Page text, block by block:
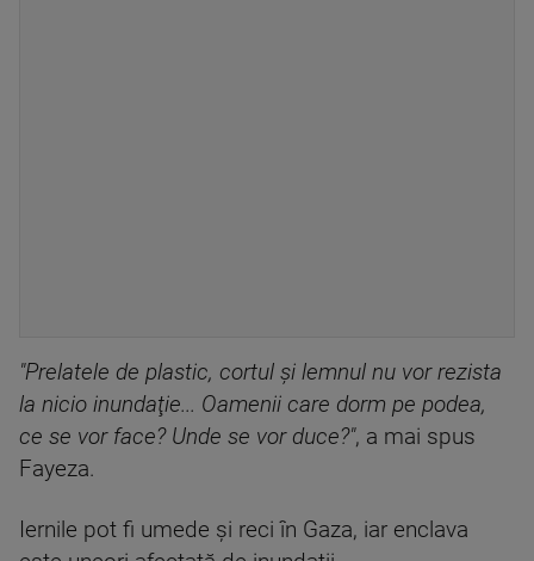
"Prelatele de plastic, cortul şi lemnul nu vor rezista
la nicio inundaţie... Oamenii care dorm pe podea,
ce se vor face? Unde se vor duce?", a mai spus
Fayeza.
Iernile pot fi umede şi reci în Gaza, iar enclava